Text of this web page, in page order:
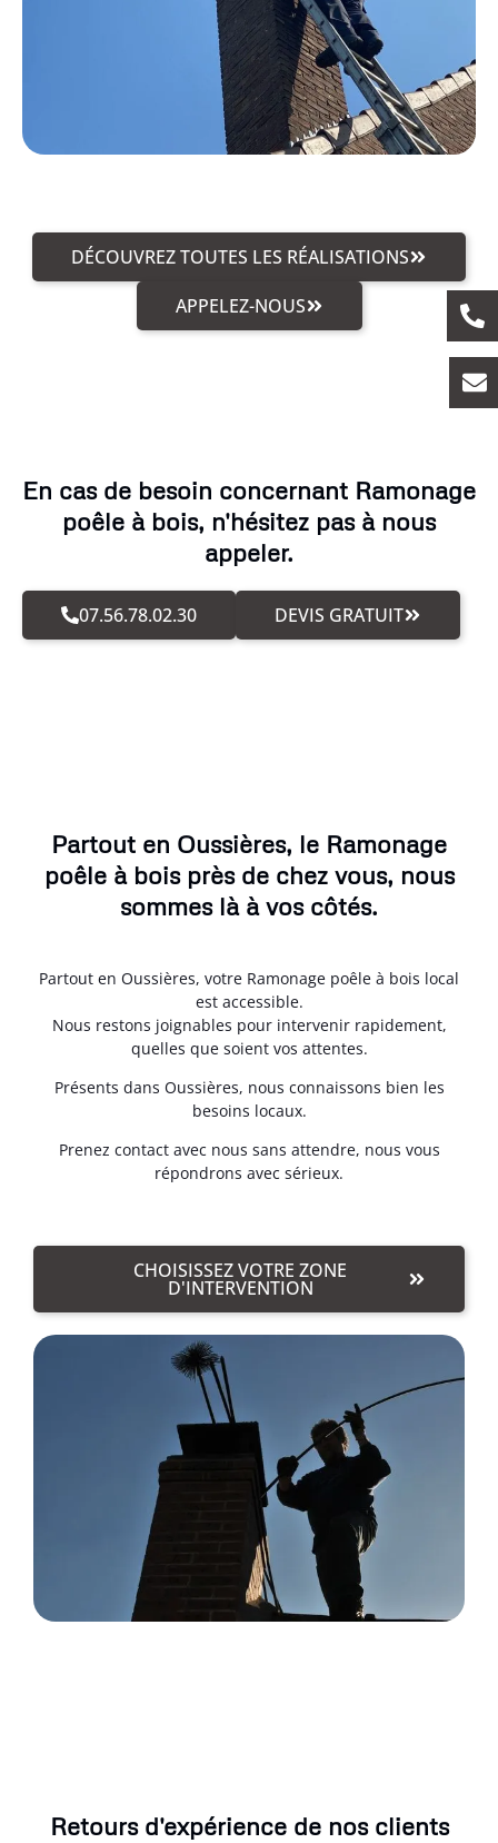
DÉCOUVREZ TOUTES LES RÉALISATIONS
APPELEZ-NOUS
En cas de besoin concernant Ramonage
poêle à bois, n'hésitez pas à nous
appeler.
07.56.78.02.30 DEVIS GRATUIT
Partout en Oussières, le Ramonage
poêle à bois près de chez vous, nous
sommes là à vos côtés.
Partout en Oussières, votre Ramonage poêle à bois local
est accessible.
Nous restons joignables pour intervenir rapidement,
quelles que soient vos attentes.
Présents dans Oussières, nous connaissons bien les
besoins locaux.
Prenez contact avec nous sans attendre, nous vous
répondrons avec sérieux.
CHOISISSEZ VOTRE ZONE
D'INTERVENTION
Retours d'expérience de nos clients